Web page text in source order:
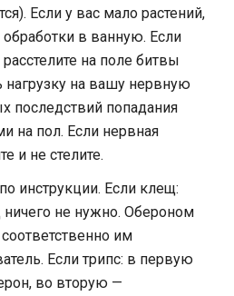
Если у вас мало растений,
в ванную. Если
на поле битвы
нагрузку на вашу нервную
последствий попадания
на пол. Если нервная
и не стелите.
инструкции. Если клещ:
не нужно. Обероном
им
Если трипс: в первую
во вторую —